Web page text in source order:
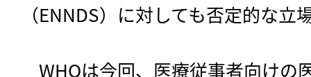
（ENNDS）に対しても否定的な立
WHOは今回、 医療従事者向けの